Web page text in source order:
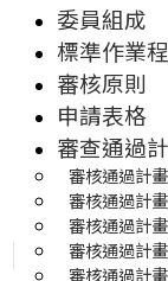
委員組成
標準作業
審核原則
申請表格
審查通過
審核通過計
審核通過計
審核通過計
審核通過計
審核通過計